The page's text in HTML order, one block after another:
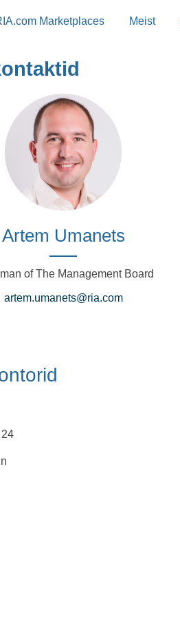
Marketplaces Meist
Artem Umanets
of The Management Board
artem.umanets@ria.com